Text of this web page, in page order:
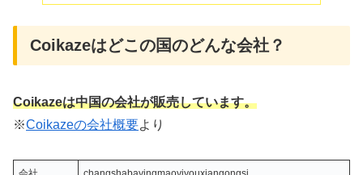
Coikazeはどこの国のどんな会社？
Coikazeは中国の会社が販売しています。
※Coikazeの会社概要より